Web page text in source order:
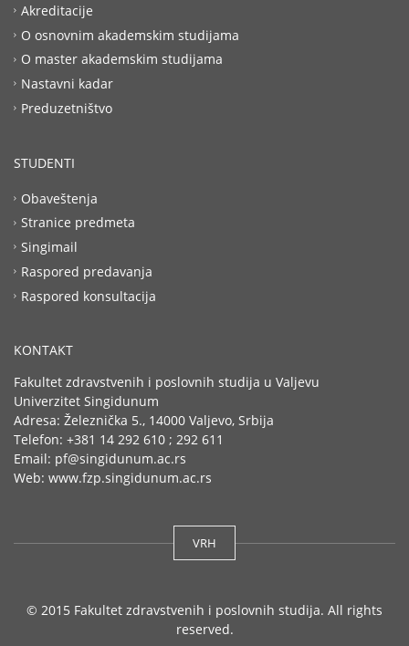
Akreditacije
O osnovnim akademskim studijama
O master akademskim studijama
Nastavni kadar
Preduzetništvo
STUDENTI
Obaveštenja
Stranice predmeta
Singimail
Raspored predavanja
Raspored konsultacija
KONTAKT
Fakultet zdravstvenih i poslovnih studija u Valjevu
Univerzitet Singidunum
Adresa: Železnička 5., 14000 Valjevo, Srbija
Telefon: +381 14 292 610 ; 292 611
Email: pf@singidunum.ac.rs
Web: www.fzp.singidunum.ac.rs
VRH
© 2015 Fakultet zdravstvenih i poslovnih studija. All rights
reserved.